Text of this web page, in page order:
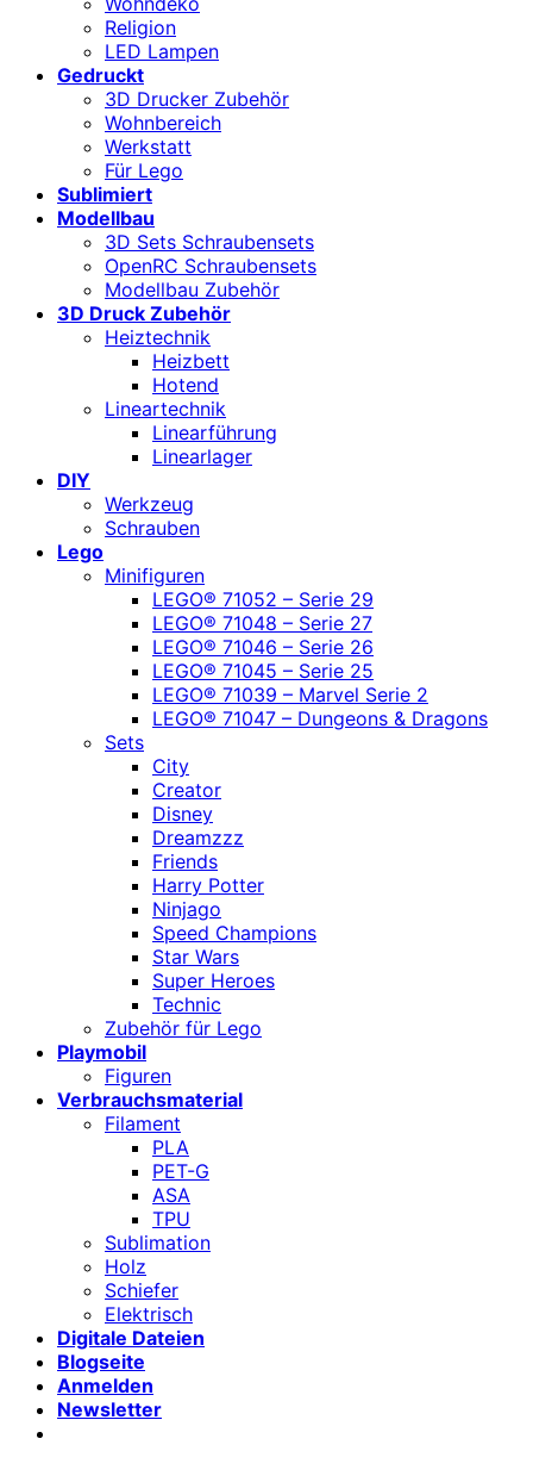
Religion
LED Lampen
Gedruckt
3D Drucker Zubehör
Wohnbereich
Werkstatt
Für Lego
Sublimiert
Modellbau
3D Sets Schraubensets
OpenRC Schraubensets
Modellbau Zubehör
3D Druck Zubehör
Heiztechnik
Heizbett
Hotend
Lineartechnik
Linearführung
Linearlager
DIY
Werkzeug
Schrauben
Lego
Minifiguren
LEGO® 71052 – Serie 29
LEGO® 71048 – Serie 27
LEGO® 71046 – Serie 26
LEGO® 71045 – Serie 25
LEGO® 71039 – Marvel Serie 2
LEGO® 71047 – Dungeons & Dragons
Sets
City
Creator
Disney
Dreamzzz
Friends
Harry Potter
Ninjago
Speed Champions
Star Wars
Super Heroes
Technic
Zubehör für Lego
Playmobil
Figuren
Verbrauchsmaterial
Filament
PLA
PET-G
ASA
TPU
Sublimation
Holz
Schiefer
Elektrisch
Digitale Dateien
Blogseite
Anmelden
Newsletter